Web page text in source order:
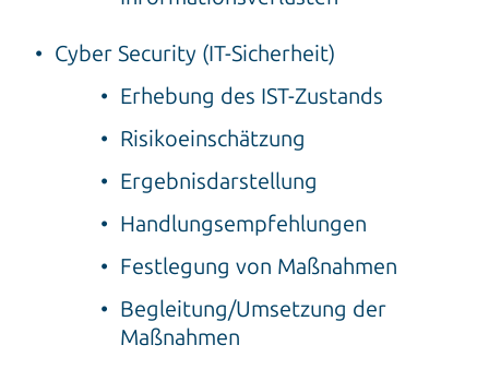
Cyber Security (IT-Sicherheit)
Erhebung des IST-Zustands
Risikoeinschätzung
Ergebnisdarstellung
Handlungsempfehlungen
Festlegung von Maßnahmen
Begleitung/Umsetzung der
Maßnahmen